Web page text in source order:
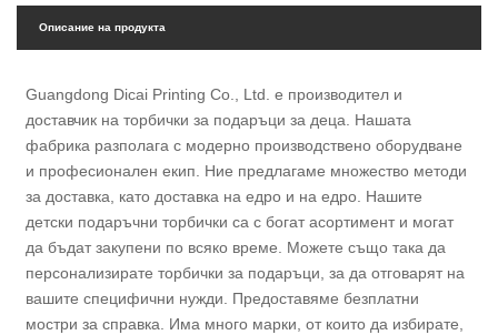
Описание на продукта
Guangdong Dicai Printing Co., Ltd. е производител и
доставчик на торбички за подаръци за деца. Нашата
фабрика разполага с модерно производствено оборудване
и професионален екип. Ние предлагаме множество методи
за доставка, като доставка на едро и на едро. Нашите
детски подаръчни торбички са с богат асортимент и могат
да бъдат закупени по всяко време. Можете също така да
персонализирате торбички за подаръци, за да отговарят на
вашите специфични нужди. Предоставяме безплатни
мостри за справка. Има много марки, от които да избирате,